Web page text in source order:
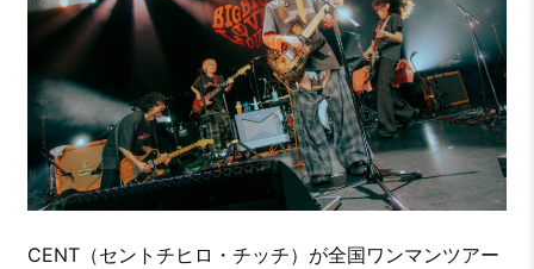
CENT（セントチヒロ・チッチ）が全国ワンマンツアー